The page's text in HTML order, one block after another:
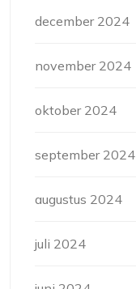
december 2024
november 2024
oktober 2024
september 2024
augustus 2024
juli 2024